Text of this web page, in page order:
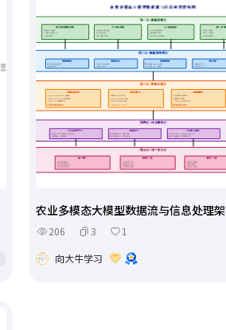
农业多模态大模型数据流与信息处理
206 3
1
向大牛学习